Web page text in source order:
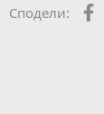
Сподели: